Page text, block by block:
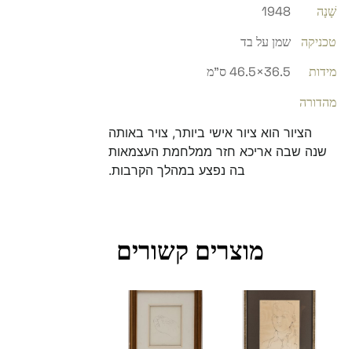
שָׁנָה
1948
טכניקה
שמן על בד
מידות
36.5×46.5 ס"מ
מהדורה
הציור הוא ציור אישי ביותר, צויר באותה
שנה שבה אריכא חזר ממלחמת העצמאות
בה נפצע במהלך הקרבות.
מוצרים קשורים